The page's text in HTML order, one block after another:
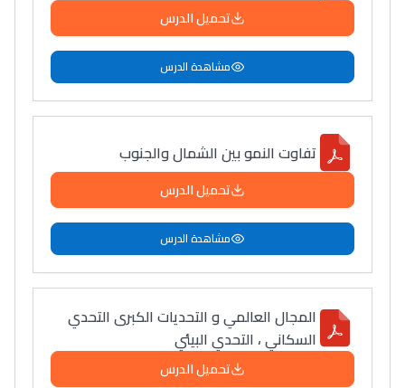
دليل التوجيه
التوجيه بالثانوي و الإعدادي
Ki Derti Liha
باش تقدر تساعد الناس
يلقاو التوازن من الدّاخل
ومن الخارج، بشرى
تحميل الدرس
مشاهدة الدرس
تفاوت النمو بين الشمال والجنوب
تحميل الدرس
مشاهدة الدرس
المجال العالمي و التحديات الكبرى التحدي
السكاني ، التحدي البيئي
تحميل الدرس